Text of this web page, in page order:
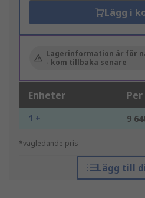
Lägg i
Lagerinformation är för
- kom tillbaka senare
Enheter
1 + 9
*vägledande pris
Lägg till